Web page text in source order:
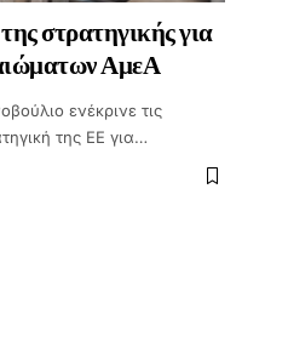
στρατηγικής για
ΑμεΑ
ενέκρινε τις
της ΕΕ για…